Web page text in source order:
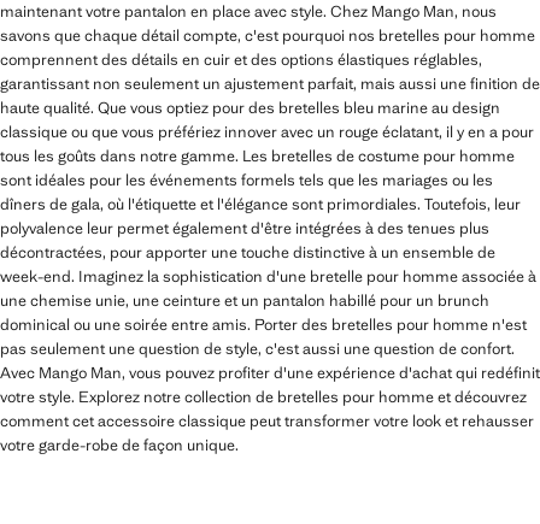
maintenant votre pantalon en place avec style. Chez Mango Man, nous
savons que chaque détail compte, c'est pourquoi nos bretelles pour homme
comprennent des détails en cuir et des options élastiques réglables,
garantissant non seulement un ajustement parfait, mais aussi une finition de
haute qualité. Que vous optiez pour des bretelles bleu marine au design
classique ou que vous préfériez innover avec un rouge éclatant, il y en a pour
tous les goûts dans notre gamme. Les bretelles de costume pour homme
sont idéales pour les événements formels tels que les mariages ou les
dîners de gala, où l'étiquette et l'élégance sont primordiales. Toutefois, leur
polyvalence leur permet également d'être intégrées à des tenues plus
décontractées, pour apporter une touche distinctive à un ensemble de
week-end. Imaginez la sophistication d'une bretelle pour homme associée à
une chemise unie, une ceinture et un pantalon habillé pour un brunch
dominical ou une soirée entre amis. Porter des bretelles pour homme n'est
pas seulement une question de style, c'est aussi une question de confort.
Avec Mango Man, vous pouvez profiter d'une expérience d'achat qui redéfinit
votre style. Explorez notre collection de bretelles pour homme et découvrez
comment cet accessoire classique peut transformer votre look et rehausser
votre garde-robe de façon unique.